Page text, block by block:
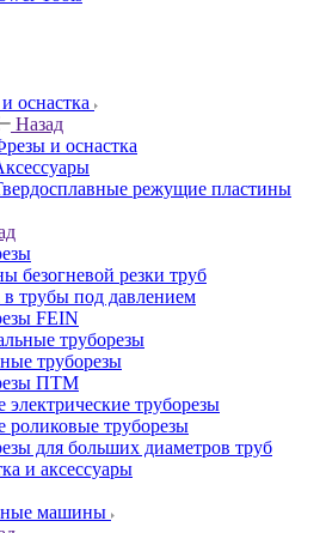
оснастка
Назад
и оснастка
режущие пластины
безогневой резки труб
в трубы под давлением
FEIN
труборезы
труборезы
ПТМ
электрические труборезы
роликовые труборезы
для больших диаметров труб
и аксессуары
машины